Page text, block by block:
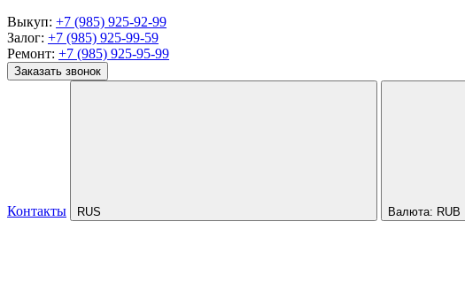
Выкуп: +7 (985) 925-92-99
Залог: +7 (985) 925-99-59
Ремонт: +7 (985) 925-95-99
Заказать звонок
Контакты RUS Валюта: RUB